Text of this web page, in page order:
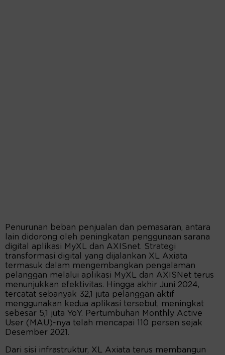
Penurunan beban penjualan dan pemasaran, antara
lain didorong oleh peningkatan penggunaan sarana
digital aplikasi MyXL dan AXISnet. Strategi
transformasi digital yang dijalankan XL Axiata
termasuk dalam mengembangkan pengalaman
pelanggan melalui aplikasi MyXL dan AXISNet terus
menunjukkan efektivitas. Hingga akhir Juni 2024,
tercatat sebanyak 32,1 juta pelanggan aktif
menggunakan kedua aplikasi tersebut, meningkat
sebesar 5,1 juta YoY. Pertumbuhan Monthly Active
User (MAU)-nya telah mencapai 110 persen sejak
Desember 2021.
Dari sisi infrastruktur, XL Axiata terus membangun